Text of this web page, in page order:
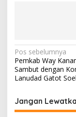
N
a
v
i
g
Pos sebelumnya
Pemkab Way
Sambut dengan
Lanudad Gatot
Jangan